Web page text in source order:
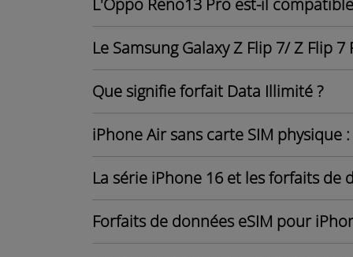
L'Oppo Reno13 Pro est-il
Le Samsung Galaxy Z Flip 7/ Z Flip
Que signifie forfait Data Illimité ?
iPhone Air sans carte SIM physique
La série iPhone 16 et les forfaits de
Forfaits de données eSIM pour